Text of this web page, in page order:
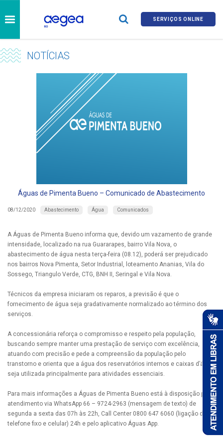
SERVIÇOS ONLINE
NOTÍCIAS
Águas de Pimenta Bueno – Comunicado de Abastecimento
08/12/2020 Abastecimento Água Comunicados
A Águas de Pimenta Bueno informa que, devido um vazamento de grande
intensidade, localizado na rua Guararapes, bairro Vila Nova, o
abastecimento de água nesta terça-feira (08.12), poderá ser prejudicado
nos bairros Nova Pimenta, Setor Industrial, loteamento Ananias, Vila do
Sossego, Triangulo Verde, CTG, BNH II, Seringal e Vila Nova.
Técnicos da empresa iniciaram os reparos, a previsão é que o
fornecimento de água seja gradativamente normalizado ao término dos
serviços.
A concessionária reforça o compromisso e respeito pela população,
buscando sempre manter uma prestação de serviço com excelência,
atuando com precisão e pede a compreensão da população pelo
transtorno e orienta que a água dos reservatórios internos e caixas d’água
seja utilizada principalmente para atividades essenciais.
Para mais informações a Águas de Pimenta Bueno está à disposição pelo
atendimento via WhatsApp 66 – 9724-2963 (mensagem de texto) de
segunda a sexta das 07h às 22h, Call Center 0800 647 6060 (ligação de
telefone fixo e celular) 24h e pelo aplicativo Águas App.